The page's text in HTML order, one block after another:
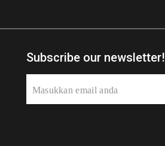
Subscribe our newsletter!